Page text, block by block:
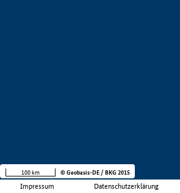
Impressum Datenschutzerklärung
100 km © Geobasis-DE / BKG 2015